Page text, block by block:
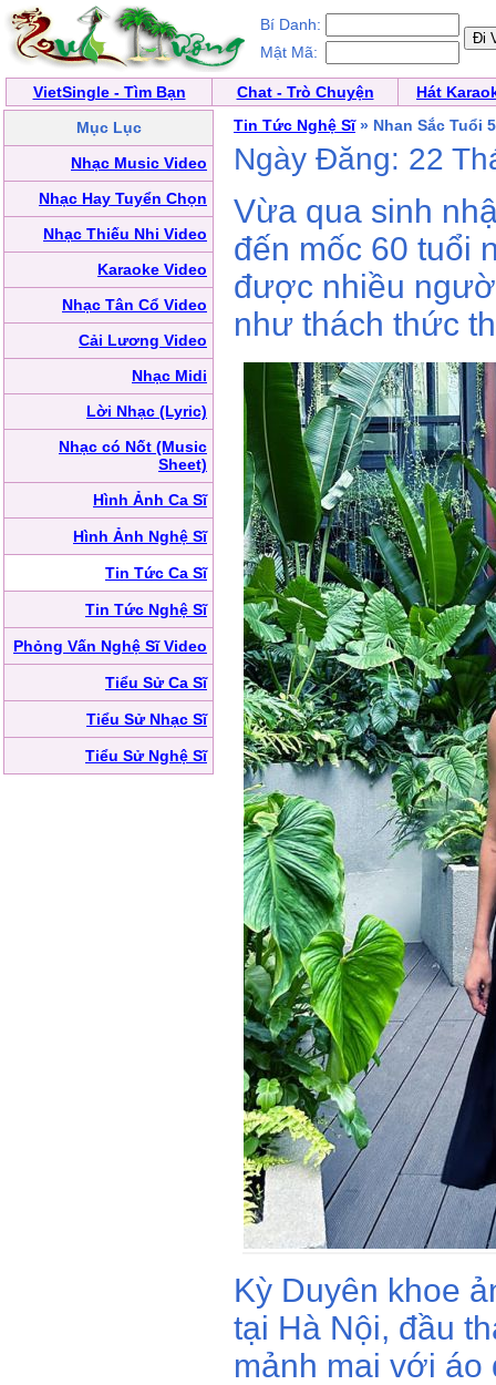
Bí Danh:
Mật Mã:
VietSingle - Tìm Bạn Chat - Trò Chuyện
Hát
Mục Lục
Nhạc Music Video
Nhạc Hay Tuyển Chọn
Nhạc Thiếu Nhi Video
Karaoke Video
Nhạc Tân Cổ Video
Cải Lương Video
Nhạc Midi
Lời Nhạc (Lyric)
Nhạc có Nốt (Music
Sheet)
Hình Ảnh Ca Sĩ
Hình Ảnh Nghệ Sĩ
Tin Tức Ca Sĩ
Tin Tức Nghệ Sĩ
Phỏng Vấn Nghệ Sĩ Video
Tiểu Sử Ca Sĩ
Tiểu Sử Nhạc Sĩ
Tiểu Sử Nghệ Sĩ
Tin Tức Nghệ Sĩ» Nhan Sắc Tuổi
Ngày Đăng: 22
Vừa qua sinh
đến mốc 60 tuổi
được nhiều
như thách thức
Kỳ Duyên khoe
tại Hà Nội, đầu
mảnh mai với áo